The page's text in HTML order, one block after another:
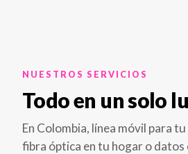
NUESTROS SERVICIOS
Todo en un solo
En Colombia, línea móvil para
fibra óptica en tu hogar o datos